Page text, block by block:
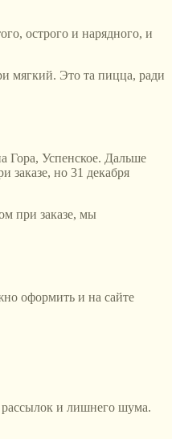
острого и нарядного, и
мягкий. Это та пицца, ради
Гора, Успенское. Дальше
заказе, но 31 декабря
при заказе, мы
оформить и на сайте
и лишнего шума.